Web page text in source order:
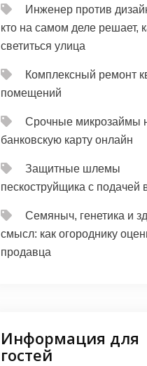
Инженер против
кто на самом деле решает,
светиться улица
Комплексный ремонт
помещений
Срочные микрозаймы
банковскую карту онлайн
Защитные шлемы
пескоструйщика с подачей
Семяныч, генетика и
смысл: как огороднику
продавца
Информация для
гостей